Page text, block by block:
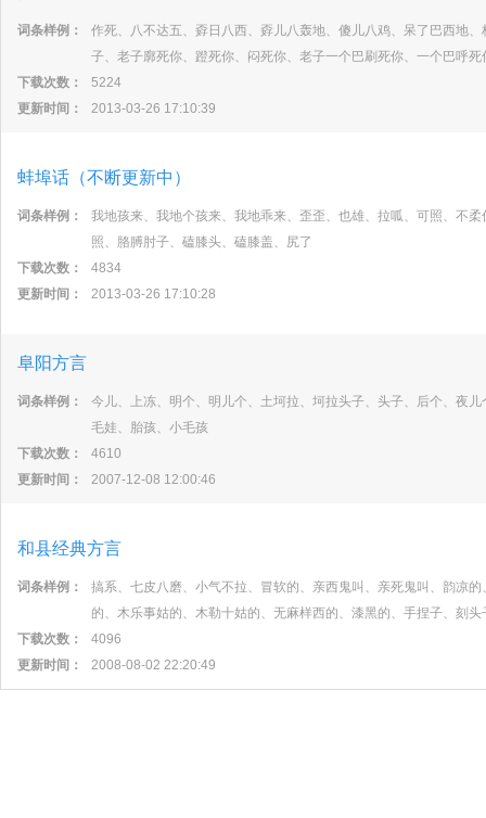
词条样例：
作死、八不达五、孬日八西、孬儿八轰地、傻儿八鸡、呆了巴西地
子、老子廓死你、蹬死你、闷死你、老子一个巴刷死你、一个巴呼死
下载次数：
5224
更新时间：
2013-03-26 17:10:39
蚌埠话（不断更新中）
词条样例：
我地孩来、我地个孩来、我地乖来、歪歪、也雄、拉呱、可照、不
照、胳膊肘子、磕膝头、磕膝盖、尻了
下载次数：
4834
更新时间：
2013-03-26 17:10:28
阜阳方言
词条样例：
今儿、上冻、明个、明儿个、土坷拉、坷拉头子、头子、后个、夜
毛娃、胎孩、小毛孩
下载次数：
4610
更新时间：
2007-12-08 12:00:46
和县经典方言
词条样例：
搞系、七皮八磨、小气不拉、冒软的、亲西鬼叫、亲死鬼叫、韵凉
的、木乐事姑的、木勒十姑的、无麻样西的、漆黑的、手捏子、刻头
下载次数：
4096
更新时间：
2008-08-02 22:20:49